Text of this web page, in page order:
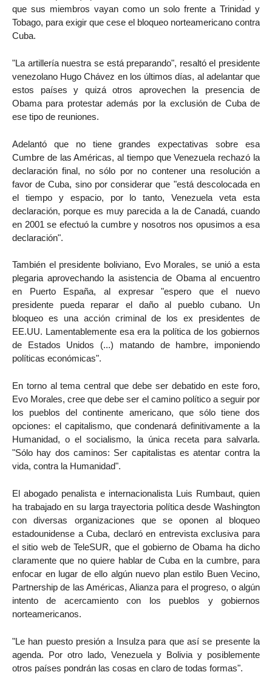
que sus miembros vayan como un solo frente a Trinidad y
Tobago, para exigir que cese el bloqueo norteamericano contra
Cuba.
"La artillería nuestra se está preparando", resaltó el presidente
venezolano Hugo Chávez en los últimos días, al adelantar que
estos países y quizá otros aprovechen la presencia de
Obama para protestar además por la exclusión de Cuba de
ese tipo de reuniones.
Adelantó que no tiene grandes expectativas sobre esa
Cumbre de las Américas, al tiempo que Venezuela rechazó la
declaración final, no sólo por no contener una resolución a
favor de Cuba, sino por considerar que "está descolocada en
el tiempo y espacio, por lo tanto, Venezuela veta esta
declaración, porque es muy parecida a la de Canadá, cuando
en 2001 se efectuó la cumbre y nosotros nos opusimos a esa
declaración".
También el presidente boliviano, Evo Morales, se unió a esta
plegaria aprovechando la asistencia de Obama al encuentro
en Puerto España, al expresar "espero que el nuevo
presidente pueda reparar el daño al pueblo cubano. Un
bloqueo es una acción criminal de los ex presidentes de
EE.UU. Lamentablemente esa era la política de los gobiernos
de Estados Unidos (...) matando de hambre, imponiendo
políticas económicas".
En torno al tema central que debe ser debatido en este foro,
Evo Morales, cree que debe ser el camino político a seguir por
los pueblos del continente americano, que sólo tiene dos
opciones: el capitalismo, que condenará definitivamente a la
Humanidad, o el socialismo, la única receta para salvarla.
"Sólo hay dos caminos: Ser capitalistas es atentar contra la
vida, contra la Humanidad".
El abogado penalista e internacionalista Luis Rumbaut, quien
ha trabajado en su larga trayectoria política desde Washington
con diversas organizaciones que se oponen al bloqueo
estadounidense a Cuba, declaró en entrevista exclusiva para
el sitio web de TeleSUR, que el gobierno de Obama ha dicho
claramente que no quiere hablar de Cuba en la cumbre, para
enfocar en lugar de ello algún nuevo plan estilo Buen Vecino,
Partnership de las Américas, Alianza para el progreso, o algún
intento de acercamiento con los pueblos y gobiernos
norteamericanos.
"Le han puesto presión a Insulza para que así se presente la
agenda. Por otro lado, Venezuela y Bolivia y posiblemente
otros países pondrán las cosas en claro de todas formas".